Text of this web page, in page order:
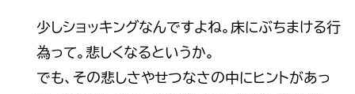
少しショッキングなんですよね。床にぶちまける行
為って。悲しくなるというか。
でも、その悲しさやせつなさの中にヒントがあっ